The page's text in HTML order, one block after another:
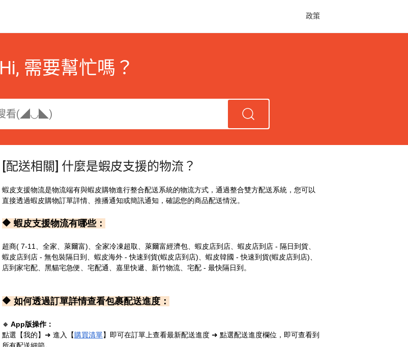
政策
Hi, 需要幫忙嗎？
[配送相關] 什麼是蝦皮支援的物流？
蝦皮支援物流是物流端有與蝦皮購物進行整合配送系統的物流方式，通過整合雙方配送系統，您可以
直接透過蝦皮購物訂單詳情、推播通知或簡訊通知，確認您的商品配送情況。
🔶 蝦皮支援物流有哪些：
超商( 7-11、全家、萊爾富)、全家冷凍超取、萊爾富經濟包、蝦皮店到店、蝦皮店到店 - 隔日到貨、
蝦皮店到店 - 無包裝隔日到、蝦皮海外 - 快速到貨(蝦皮店到店)、蝦皮韓國 - 快速到貨(蝦皮店到店)、
店到家宅配、黑貓宅急便、宅配通、嘉里快遞、新竹物流、宅配 - 最快隔日到。
🔶 如何透過訂單詳情查看包裹配送進度 ：
🔹 App版操作：
點選【我的】 ➜ 進入【購買清單】即可在訂單上查看最新配送進度 ➜ 點選配送進度欄位，即可查看到